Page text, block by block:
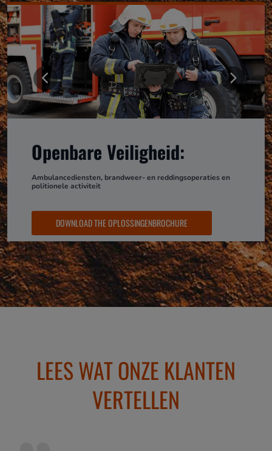
Openbare Veiligheid:
Ambulancediensten, brandweer- en reddingsoperaties en
politionele activiteit
DOWNLOAD THE OPLOSSINGENBROCHURE
LEES WAT ONZE KLANTEN
VERTELLEN